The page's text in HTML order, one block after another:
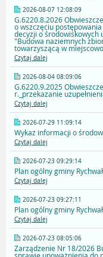
2026-08-07 12:08:09
G.6220.8.2026
o wszczęciu
decyzji o środowiskowych
"Budowa naziemnych
towarzyszącą w
Czytaj dalej
2026-08-04 08:09:06
G.6220.9.2025
r._przekazanie
Czytaj dalej
2026-07-29 11:09:14
Wykaz informacji o
Czytaj dalej
2026-07-23 09:29:14
Plan ogólny gminy Rychwał
Czytaj dalej
2026-07-23 09:27:11
Plan ogólny gminy Rychwał
Czytaj dalej
2026-07-23 08:05:06
Zarządzenie Nr 18/2026